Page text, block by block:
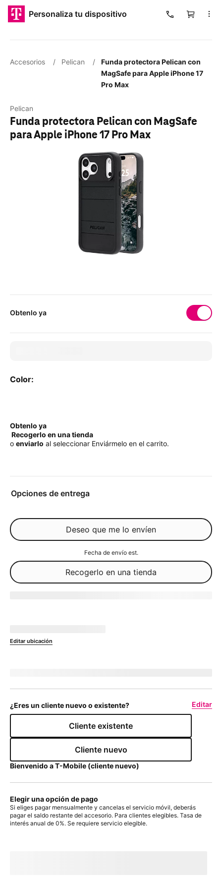
​​​​​​​Personaliza tu dispositivo
Carrito
Accesorios / Pelican /
Funda protectora Pelican con
MagSafe para Apple iPhone 17
Pro Max
Pelican
Funda protectora Pelican con MagSafe
para Apple iPhone 17 Pro Max
Obtenlo ya
Color:
Obtenlo ya
Recogerlo en una tienda
o enviarlo al seleccionar Enviármelo en el carrito.
Opciones de entrega
Deseo que me lo envíen
Fecha de envío est.
Recogerlo en una tienda
Editar ubicación
¿Eres un cliente nuevo o existente?
Cliente existente
Cliente nuevo
Bienvenido aT-Mobile (cliente nuevo)
Editar
Elegir una opción de pago
Si eliges pagar mensualmente y cancelas el servicio móvil, deberás
pagar el saldo restante del accesorio. Para clientes elegibles. Tasa de
interés anual de 0%. Se requiere servicio elegible.